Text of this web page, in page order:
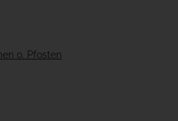
o. Pfosten